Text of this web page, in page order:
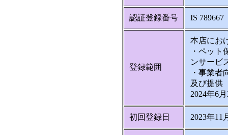
認証登録番号 IS 789667
登録範囲
本店にお
・ペット
ンサービ
・事業者
及び提供
2024年6
初回登録日 2023年11